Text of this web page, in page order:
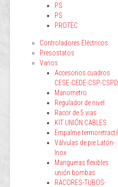
PS
PS
PROTEC
Controladores Eléctricos
Presostatos
Varios
Accesorios cuadros
CESE-CEDE-CSP-CSPD
Manometro
Regulador de nivel
Racor de 5 vias
KIT UNIÓN CABLES
Empalme termoretractil
Válvulas de pie Latón-
Inox
Mangueras flexibles
unión bombas
RACORES-TUBOS-